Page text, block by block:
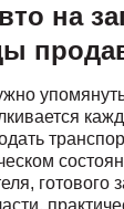
на
готового